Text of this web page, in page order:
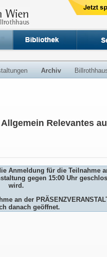
Archiv
Relevantes
Anmeldung für die Teilnahme
gegen 15:00 Uhr
wird.
an der
danach geöffnet.